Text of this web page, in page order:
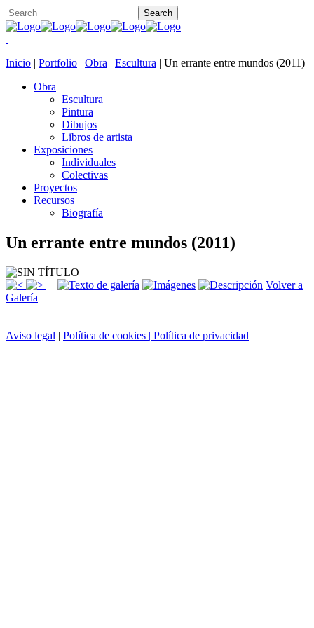
Inicio | Portfolio | Obra | Escultura | Un errante entre mundos (2011)
Obra
Escultura
Pintura
Dibujos
Libros de artista
Exposiciones
Individuales
Colectivas
Proyectos
Recursos
Biografía
Un errante entre mundos (2011)
Volver a
Galería
Aviso legal | Política de cookies | Política de privacidad